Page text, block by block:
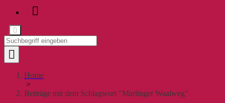
Home
>
Beiträge mit dem Schlagwort "Marlinger Waalweg"